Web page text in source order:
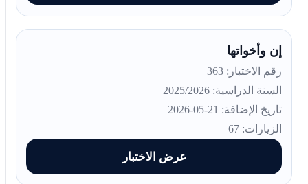
إن وأخواتها
رقم الاختبار: 363
السنة الدراسية: 2025/2026
تاريخ الإضافة: 21-05-2026
الزيارات: 67
عرض الاختبار